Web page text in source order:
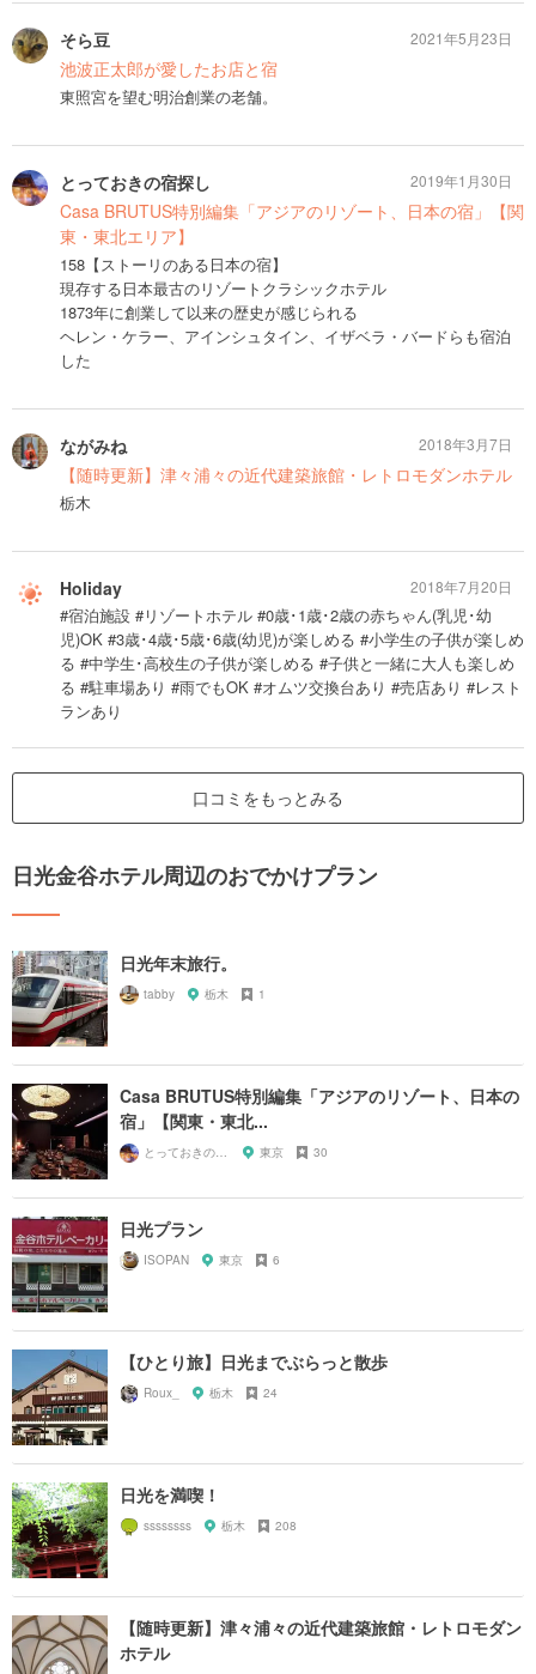
そら豆
池波正太郎が愛したお店と宿
東照宮を望む明治創業の老舗。
2021年5月23日
とっておきの宿探し
Casa BRUTUS特別編集「アジアのリゾート、日本の宿」【関
東・東北エリア】
158【ストーリのある日本の宿】
現存する日本最古のリゾートクラシックホテル
1873年に創業して以来の歴史が感じられる
ヘレン・ケラー、アインシュタイン、イザベラ・バードらも宿泊
した
2019年1月30日
ながみね
【随時更新】津々浦々の近代建築旅館・レトロモダンホテル
栃木
2018年3月7日
Holiday
#宿泊施設 #リゾートホテル #0歳･1歳･2歳の赤ちゃん(乳児･幼
児)OK #3歳･4歳･5歳･6歳(幼児)が楽しめる #小学生の子供が楽しめ
る #中学生･高校生の子供が楽しめる #子供と一緒に大人も楽しめ
る #駐車場あり #雨でもOK #オムツ交換台あり #売店あり #レスト
ランあり
2018年7月20日
口コミをもっとみる
日光金谷ホテル周辺のおでかけプラン
日光年末旅行。
tabby 栃木 1
Casa BRUTUS特別編集「アジアのリゾート、日本の
宿」【関東・東北...
とっておきの宿探し 東京 30
日光プラン
ISOPAN 東京 6
【ひとり旅】日光までぶらっと散歩
Roux_ 栃木 24
日光を満喫！
ssssssss 栃木 208
【随時更新】津々浦々の近代建築旅館・レトロモダン
ホテル